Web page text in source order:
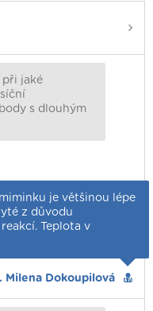
při jaké
s dlouhým
je většinou lépe
z důvodu
Teplota v
Milena Dokoupilová